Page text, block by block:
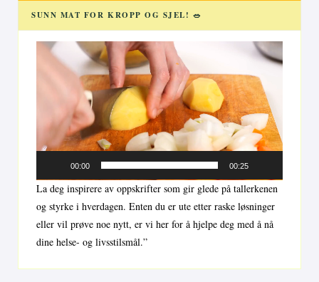
SUNN MAT FOR KROPP OG SJEL! 🥗
Videoavspiller
00:00 00:25
La deg inspirere av oppskrifter som gir glede på tallerkenen
og styrke i hverdagen. Enten du er ute etter raske løsninger
eller vil prøve noe nytt, er vi her for å hjelpe deg med å nå
dine helse- og livsstilsmål.”